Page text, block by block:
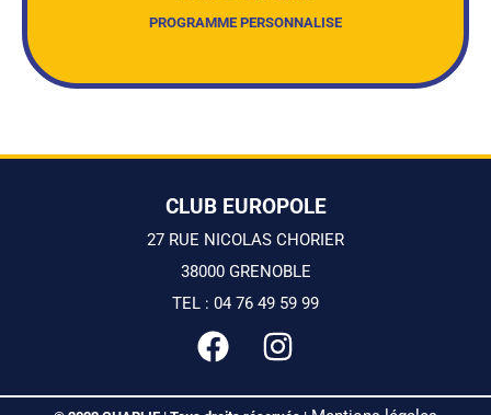
PROGRAMME PERSONNALISE
CLUB EUROPOLE
27 RUE NICOLAS CHORIER
38000 GRENOBLE
TEL : 04 76 49 59 99